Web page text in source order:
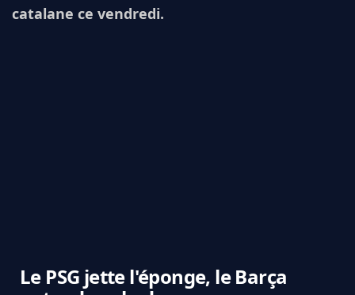
catalane ce vendredi.
Le PSG jette l'éponge, le Barça